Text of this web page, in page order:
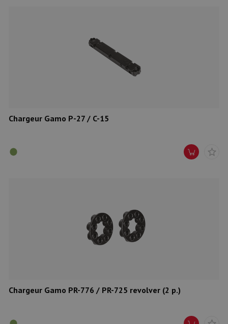
Chargeur Gamo P-27 / C-15
Chargeur Gamo PR-776 / PR-725 revolver (2 p.)